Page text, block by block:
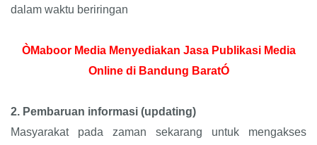
dalam waktu beriringan
ÒMaboor Media Menyediakan Jasa Publikasi Media
Online di Bandung BaratÓ
2. Pembaruan informasi (updating)
Masyarakat pada zaman sekarang untuk mengakses